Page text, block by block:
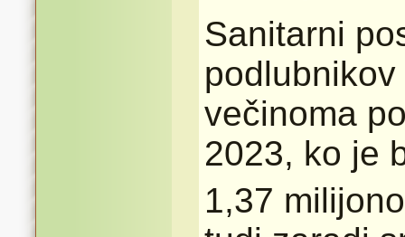
Sanitarni
večinoma
2023, ko je
1,37